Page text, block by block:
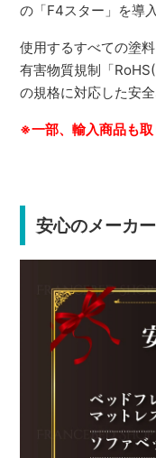
の「F4スター」を導
使用するすべての塗
有害物質規制「
の規格に対応した安
※一部、輸入商品も取
安心のメーカ